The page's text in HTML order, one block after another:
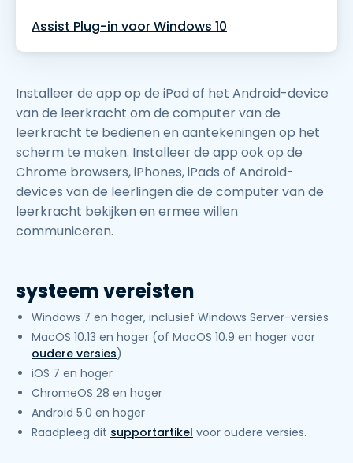
Assist Plug-in voor Windows 10
Installeer de app op de iPad of het Android-device
van de leerkracht om de computer van de
leerkracht te bedienen en aantekeningen op het
scherm te maken. Installeer de app ook op de
Chrome browsers, iPhones, iPads of Android-
devices van de leerlingen die de computer van de
leerkracht bekijken en ermee willen
communiceren.
systeem vereisten
Windows 7 en hoger, inclusief Windows Server-versies
MacOS 10.13 en hoger (of MacOS 10.9 en hoger voor
oudere versies)
iOS 7 en hoger
ChromeOS 28 en hoger
Android 5.0 en hoger
Raadpleeg dit supportartikel voor oudere versies.